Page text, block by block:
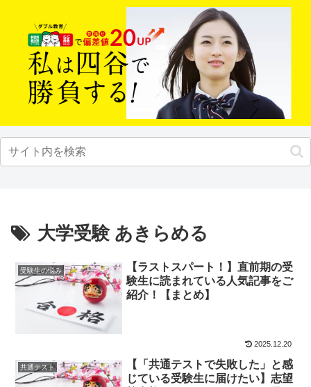
大学受験 あきらめる
受験生の悩み
【ラストスパート！】直前期の受
験生に読まれている人気記事をご
紹介！【まとめ】
2025.12.20
共通テスト
【「共通テストで失敗した」と感
じている受験生に届けたい】志望